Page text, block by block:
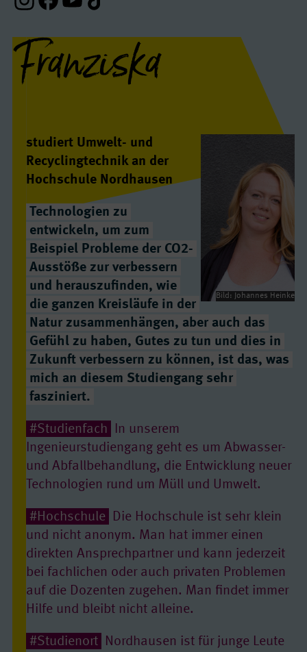
Instagram-Profil
Facebook-Profil
Youtube-Profil
Tiktok-Profil
Interview(s)
Franziska
Bild: Johannes Heinke
studiert Umwelt- und
Recyclingtechnik an der
Hochschule Nordhausen
Technologien zu
entwickeln, um zum
Beispiel Probleme der CO2-
Ausstöße zur verbessern
und herauszufinden, wie
die ganzen Kreisläufe in der
Natur zusammenhängen, aber auch das
Gefühl zu haben, Gutes zu tun und dies in
Zukunft verbessern zu können, ist das, was
mich an diesem Studiengang sehr
fasziniert.
#Studienfach
In unserem
Ingenieurstudiengang geht es um Abwasser-
und Abfallbehandlung, die Entwicklung neuer
Technologien rund um Müll und Umwelt.
#Hochschule
Die Hochschule ist sehr klein
und nicht anonym. Man hat immer einen
direkten Ansprechpartner und kann jederzeit
bei fachlichen oder auch privaten Problemen
auf die Dozenten zugehen. Man findet immer
Hilfe und bleibt nicht alleine.
#Studienort Nordhausen ist für junge Leute